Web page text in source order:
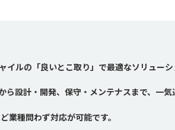
イルの「良いとこ取り」で最適なソリューシ
設計・開発、保守・メンテナスまで、一気
業種問わず対応が可能です。